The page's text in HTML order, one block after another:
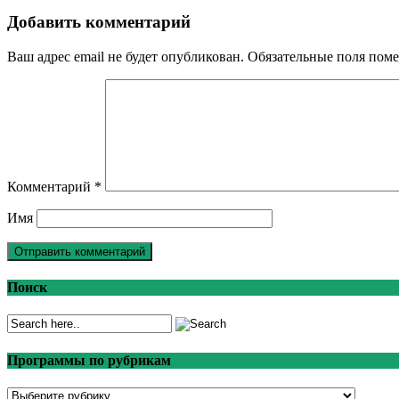
Добавить комментарий
Ваш адрес email не будет опубликован. Обязательные поля
Комментарий *
Имя
Поиск
Программы по рубрикам
Программы